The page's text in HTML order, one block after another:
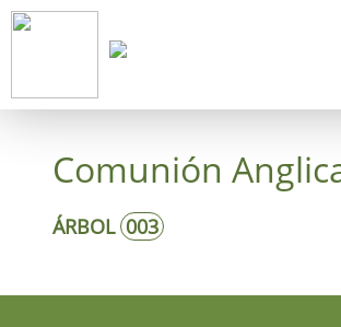
Comunión
ÁRBOL 003